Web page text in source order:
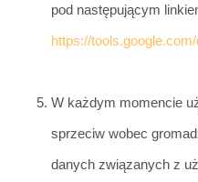
pod następującym
https://
W każdym momencie
sprzeciw wobec
danych związanych z